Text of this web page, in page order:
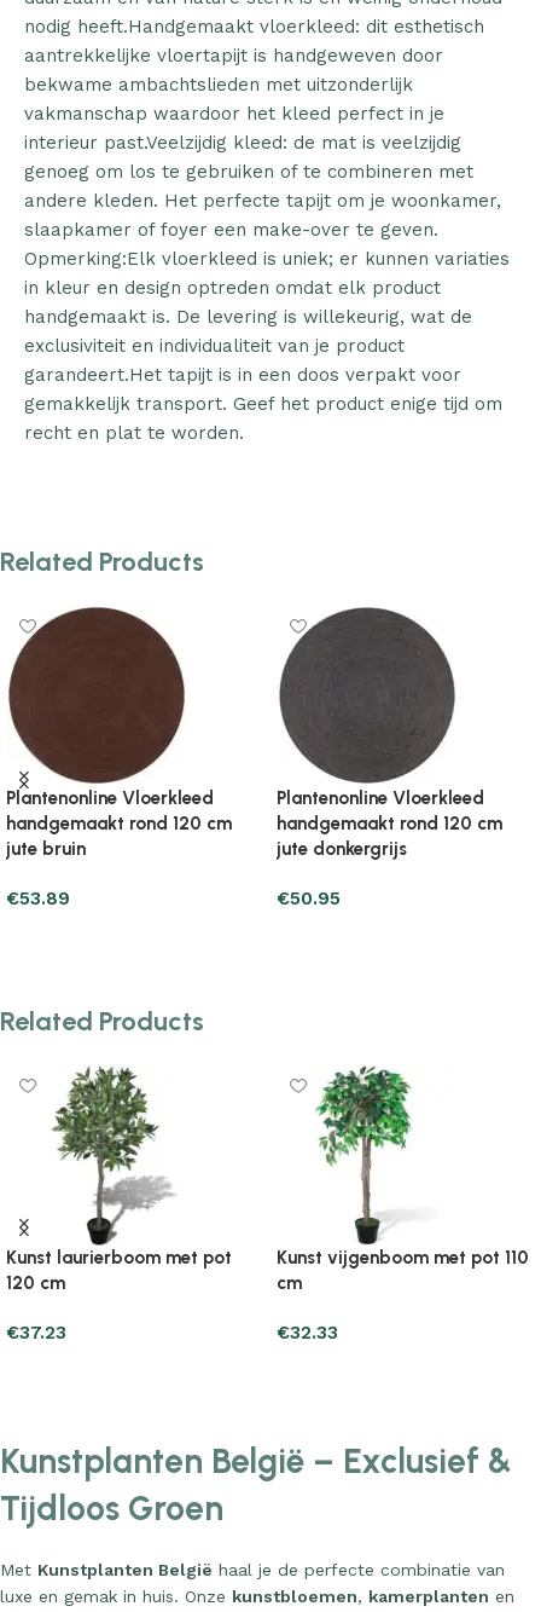
nodig heeft.Handgemaakt vloerkleed: dit esthetisch
aantrekkelijke vloertapijt is handgeweven door
bekwame ambachtslieden met uitzonderlijk
vakmanschap waardoor het kleed perfect in je
interieur past.Veelzijdig kleed: de mat is veelzijdig
genoeg om los te gebruiken of te combineren met
andere kleden. Het perfecte tapijt om je woonkamer,
slaapkamer of foyer een make-over te geven.
Opmerking:Elk vloerkleed is uniek; er kunnen variaties
in kleur en design optreden omdat elk product
handgemaakt is. De levering is willekeurig, wat de
exclusiviteit en individualiteit van je product
garandeert.Het tapijt is in een doos verpakt voor
gemakkelijk transport. Geef het product enige tijd om
recht en plat te worden.
Related Products
120 cm
Plantenonline Vloerkleed
handgemaakt rond 120 cm
Plantenonline
handgemaakt
jute olijfgroen
Related Products
Kunst laurierboom met pot
120 cm
€37.23
Kunst vijgenboom met pot 110
cm
€32.33
Kunstplanten België – Exclusief &
Tijdloos Groen
Met Kunstplanten België haal je de perfecte combinatie van
luxe en gemak in huis. Onze kunstbloemen, kamerplanten en